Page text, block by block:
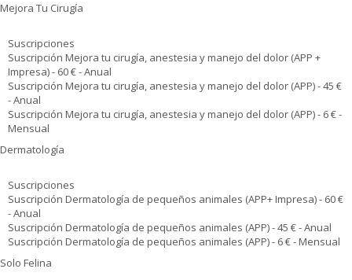
Mejora Tu Cirugía
Suscripciones
Suscripción Mejora tu cirugía, anestesia y manejo del dolor (APP +
Impresa) - 60 € - Anual
Suscripción Mejora tu cirugía, anestesia y manejo del dolor (APP) - 45 €
- Anual
Suscripción Mejora tu cirugía, anestesia y manejo del dolor (APP) - 6 € -
Mensual
Dermatología
Suscripciones
Suscripción Dermatología de pequeños animales (APP+ Impresa) - 60 €
- Anual
Suscripción Dermatología de pequeños animales (APP) - 45 € - Anual
Suscripción Dermatología de pequeños animales (APP) - 6 € - Mensual
Solo Felina